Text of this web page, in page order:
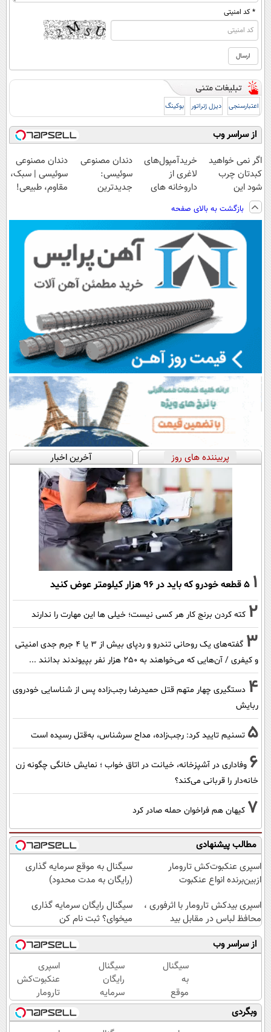
* کد امنیتی
اعتبارسنجی دیزل ژنراتور بوکینگ
از سراسر وب
اگر نمی خواهید
کبدتان چرب
شود این
نوشیدنی خوش
طعم را بنوشید
خریدآمپول‌های
لاغری از
داروخانه های
فوری همراه با
پک یخ!
دندان مصنوعی
سوئیسی:
جدیدترین
پرداخت قسطی
دندان مصنوعی
سوئیسی | سبک،
مقاوم، طبیعی!
اقساطی😍
بازگشت به بالای صفحه
پربیننده های روز آخرین اخبار
1 ۵ قطعه خودرو که باید در ۹۶ هزار کیلومتر عوض کنید
2 کته کردن برنج کار هر کسی نیست؛ خیلی ها این مهارت را ندارند
3
گفته‌های یک روحانی تندرو و ردپای بیش از ۳ یا ۴ جرم جدی امنیتی
و کیفری / آن‌هایی که می‌خواهند به ۲۵۰ هزار نفر بپیوندند بدانند ...
4 دستگیری چهار متهم قتل حمیدرضا رجب‌زاده پس از شناسایی خودروی
ربایش
5 تسنیم تایید کرد: رجب‌زاده، مداح سرشناس، به‌قتل رسیده است
6 وفاداری در آشپزخانه، خیانت در اتاق خواب ؛ نمایش خانگی چگونه زن
خانه‌دار را قربانی می‌کند؟
7 کیهان هم فراخوان حمله صادر کرد
مطالب پیشنهادی
اسپری عنکبوت‌‌کش تارومار
ازبین‌برنده انواع عنکبوت
سیگنال به موقع سرمایه گذاری
(رایگان به مدت محدود)
اسپری بیدکش تارومار با اثرفوری ،
محافظ لباس در مقابل بید
سیگنال رایگان سرمایه گذاری
میخوای؟ ثبت نام کن
از سراسر وب
سیگنال
به
موقع
سرمایه
گذاری
سیگنال
رایگان
سرمایه
گذاری
میخوای؟
اسپری
عنکبوت‌‌کش
تارومار
ازبین‌برنده
انواع
وبگردی